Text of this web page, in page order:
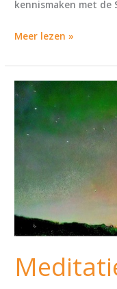
kennismaken met de
Meer lezen »
Meditatiereis